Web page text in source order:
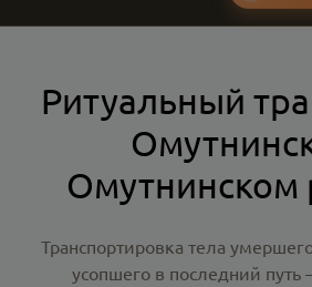
Ритуальный
Омутнинском
Транспортировка тела
усопшего в последний путь